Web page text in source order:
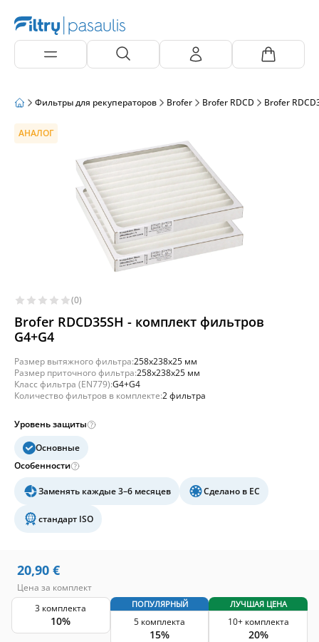
Фильтры для рекуператоров Brofer Brofer RDCD Brofer
АНАЛОГ
(0)
Brofer RDCD35SH - комплект фильтров
G4+G4
Размер вытяжного фильтра:258x238x25 мм
Размер приточного фильтра:258x238x25 мм
Класс фильтра (EN779):G4+G4
Количество фильтров в комплекте:2 фильтра
Уровень защиты
Основные
Особенности
Заменять каждые 3–6 месяцев Сделано в ЕС
стандарт ISO
20,90 €
Цена за комплект
3 комплекта
10%
ПОПУЛЯРНЫЙ
5 комплекта
15%
ЛУЧШАЯ ЦЕНА
10+ комплекта
20%